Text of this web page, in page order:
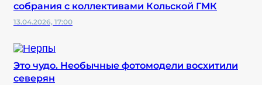
собрания с коллективами Кольской ГМК
13.04.2026, 17:00
Это чудо. Необычные фотомодели восхитили
северян